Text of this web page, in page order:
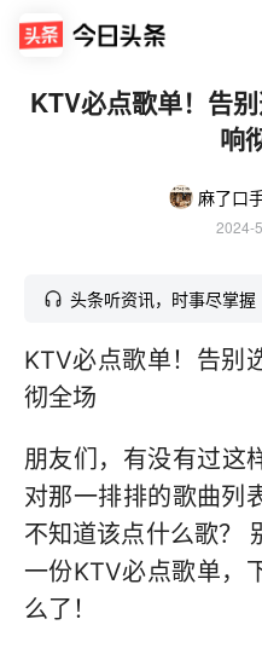
KTV必点歌单！告
响
2024-
头条听资讯，时事尽掌握
KTV必点歌单！告别
彻全场
朋友们，有没有过这
对那一排排的歌曲列
不知道该点什么歌？
一份KTV必点歌单，
么了！